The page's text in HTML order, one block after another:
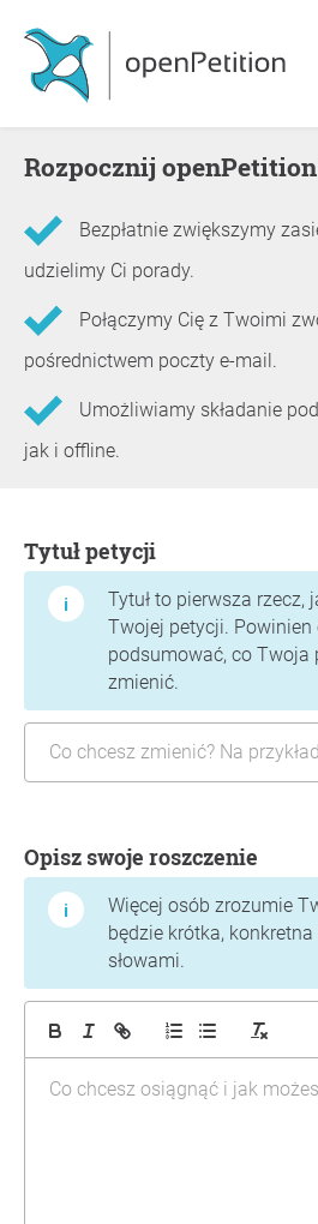
Rozpocznij
Bezpłatnie zwiększymy
udzielimy Ci porady.
Połączymy Cię z Twoimi
pośrednictwem poczty e-mail.
Umożliwiamy składanie
jak i offline.
Tytuł petycji
Tytuł to pierwsza rzecz,
Twojej petycji.
podsumować, co Twoja
zmienić.
Opisz swoje roszczenie
Więcej osób zrozumie
będzie krótka,
słowami.